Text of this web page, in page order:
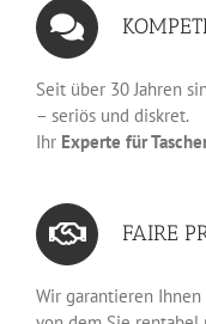
Seit über 30 Jahren
– seriös und diskret.
Ihr Experte für
FAIRE
Wir garantieren